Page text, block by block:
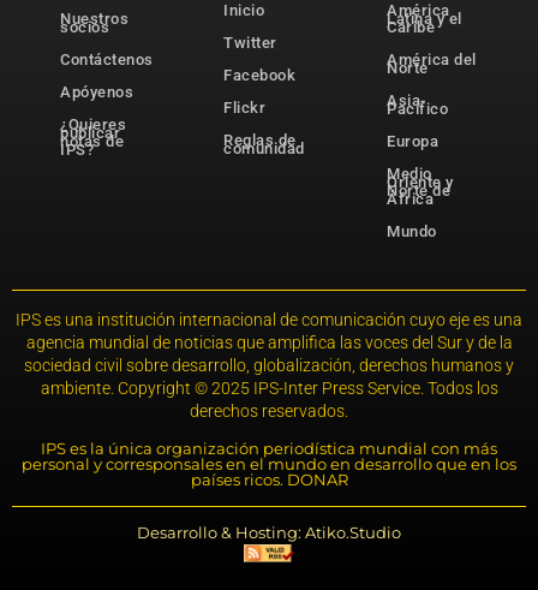
Nuestros
socios
Contáctenos
Apóyenos
¿Quieres
publicar
notas de
IPS?
Inicio
Twitter
Facebook
Flickr
Reglas de
comunidad
América
Latina y el
Caribe
América del
Norte
Asia-
Pacífico
Europa
Medio
Oriente y
Norte de
África
Mundo
IPS es una institución internacional de comunicación cuyo eje es una
agencia mundial de noticias que amplifica las voces del Sur y de la
sociedad civil sobre desarrollo, globalización, derechos humanos y
ambiente. Copyright © 2025 IPS-Inter Press Service. Todos los
derechos reservados.
IPS es la única organización periodística mundial con más
personal y corresponsales en el mundo en desarrollo que en los
países ricos. DONAR
Desarrollo & Hosting: Atiko.Studio